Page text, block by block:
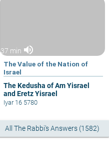
37 min volume_up
The Value of the Nation of
Israel
The Kedusha of Am Yisrael
and Eretz Yisrael
Iyar 16 5780
All The Rabbi's Answers (1582)